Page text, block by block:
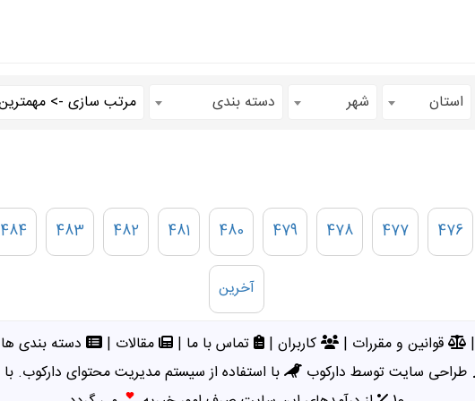
استان شهر دسته بندی
476
477
478
479
480
481
482
483
484
آخرین
| قوانین و مقررات | کاربران | تماس با ما | مقالات | دسته بندی ها
طراحی سایت توسط دارکوب
با استفاده از سیستم مدیریت محتوای دارکوب. با